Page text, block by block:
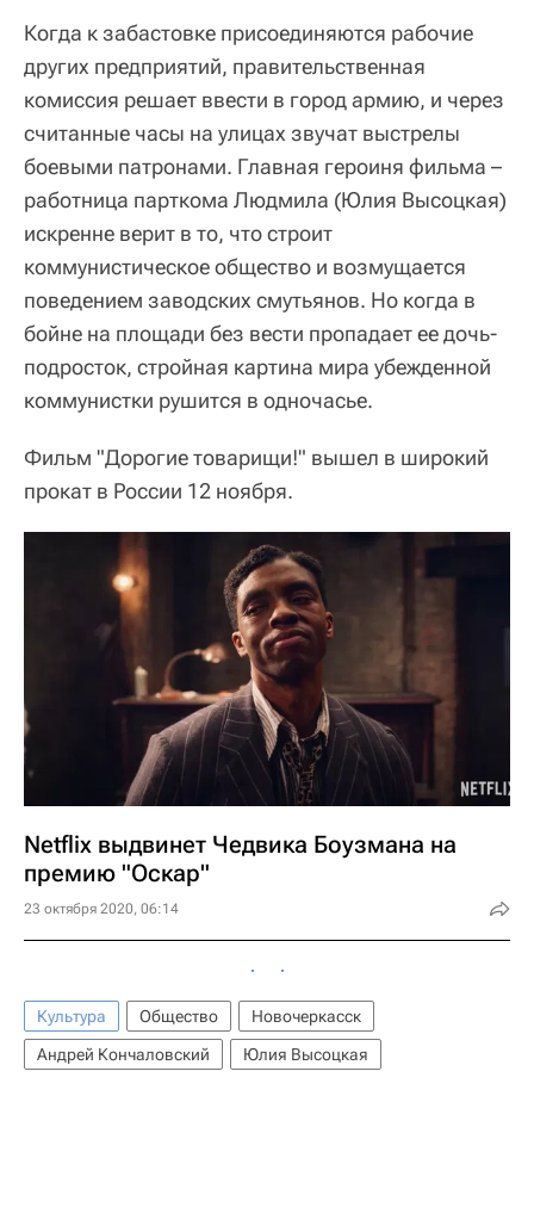
Когда к забастовке присоединяются рабочие
других предприятий, правительственная
комиссия решает ввести в город армию, и через
считанные часы на улицах звучат выстрелы
боевыми патронами. Главная героиня фильма –
работница парткома Людмила (Юлия Высоцкая)
искренне верит в то, что строит
коммунистическое общество и возмущается
поведением заводских смутьянов. Но когда в
бойне на площади без вести пропадает ее дочь-
подросток, стройная картина мира убежденной
коммунистки рушится в одночасье.
Фильм "Дорогие товарищи!" вышел в широкий
прокат в России 12 ноября.
Netflix выдвинет Чедвика Боузмана на
премию "Оскар"
23 октября 2020, 06:14
Культура Общество
Новочеркасск
Андрей Кончаловский
Юлия Высоцкая